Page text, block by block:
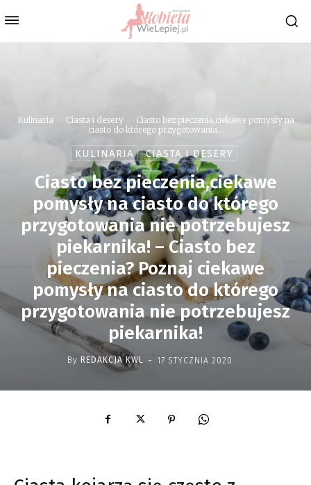
Kulinaria Ciasta i desery
Ciasto bez pieczenia,ciekawe pomysły na
ciasto do którego przygotowania...
KULINARIA CIASTA I DESERY
Ciasto bez pieczenia,ciekawe
pomysły na ciasto do którego
przygotowania nie potrzebujesz
piekarnika! – Ciasto bez
pieczenia? Poznaj ciekawe
pomysły na ciasto do którego
przygotowania nie potrzebujesz
piekarnika!
By REDAKCJA KWL - 17 STYCZNIA 2020